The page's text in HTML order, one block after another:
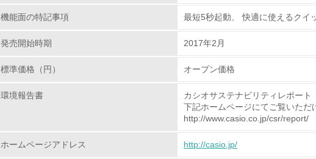
化学物質
非該当（化学物質を使用していない）
機能面の特記事項 最短5秒起動、 快適に使えるクイ
発売開始時期 2017年2月
標準価格（円） オープン価格
環境報告書
カシオサステナビリティレポート
下記ホームページにてご覧いただ
http://www.casio.co.jp/csr/report/
ホームページアドレス http://casio.jp/